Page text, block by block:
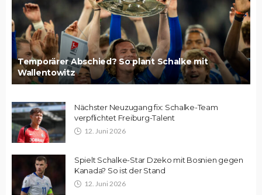
Temporärer Abschied? So plant Schalke mit
Wallentowitz
Nächster Neuzugang fix: Schalke-Team
verpflichtet Freiburg-Talent
12. Juni 2026
Spielt Schalke-Star Dzeko mit Bosnien gegen
Kanada? So ist der Stand
12. Juni 2026